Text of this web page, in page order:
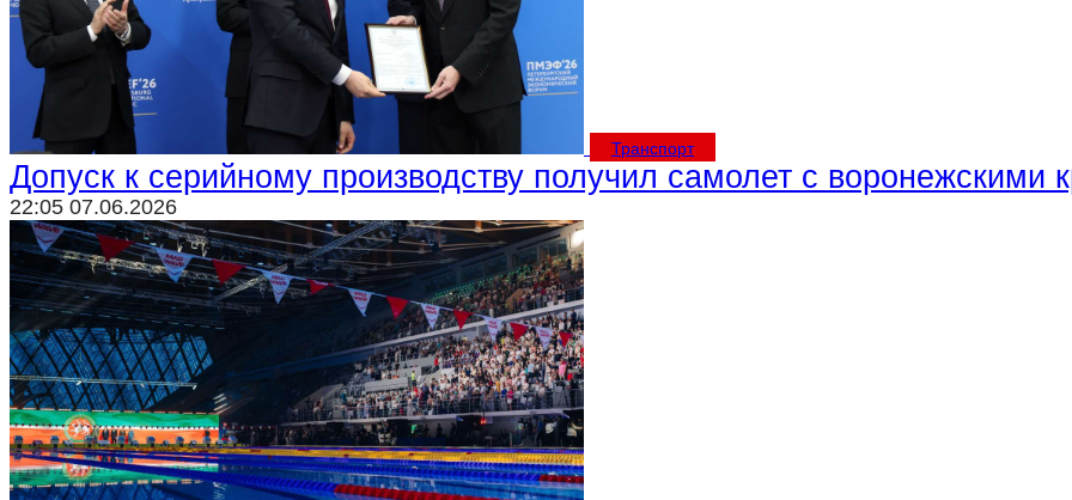
Криминал
Спорт
Черноземье
Россия
Транспорт
Допуск к серийному производству получил самолет с воронежскими
22:05 07.06.2026